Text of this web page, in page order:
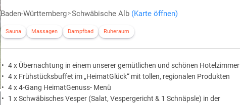
Baden-Württemberg Schwäbische Alb (Karte öffnen)
Sauna Massagen Dampfbad Ruheraum
4 x Übernachtung in einem unserer gemütlichen und schönen Hotelzimmer
4 x Frühstücksbuffet im „HeimatGlück“ mit tollen, regionalen Produkten
4 x 4-Gang HeimatGenuss- Menü
1 x Schwäbisches Vesper (Salat, Vespergericht & 1 Schnäpsle) in der